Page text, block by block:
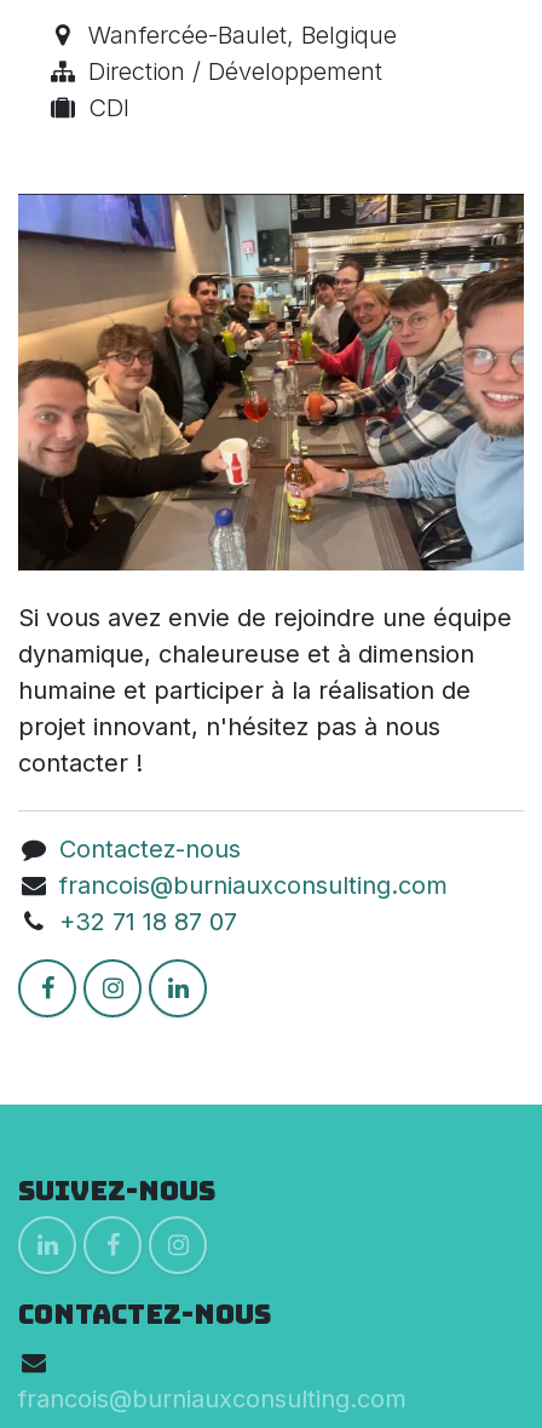
Wanfercée-Baulet, Belgique
Direction / Développement
CDI
Si vous avez envie de rejoindre une équipe
dynamique, chaleureuse et à dimension
humaine et participer à la réalisation de
projet innovant, n'hésitez pas à nous
contacter !
Contactez-nous
francois@burniauxconsulting.com
+32 71 18 87 07
Suivez-nous
CONTACTEZ-NOUS
francois@burniauxconsulting.com